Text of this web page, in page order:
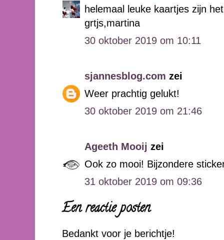
helemaal leuke kaartjes zijn
grtjs,martina
30 oktober 2019 om 10:11
sjannesblog.com zei
Weer prachtig gelukt!
30 oktober 2019 om 21:46
Ageeth Mooij zei
Ook zo mooi! Bijzondere
31 oktober 2019 om 09:36
Een reactie posten
Bedankt voor je berichtje!